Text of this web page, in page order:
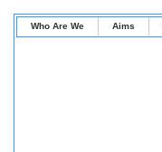
Who Are We Aims